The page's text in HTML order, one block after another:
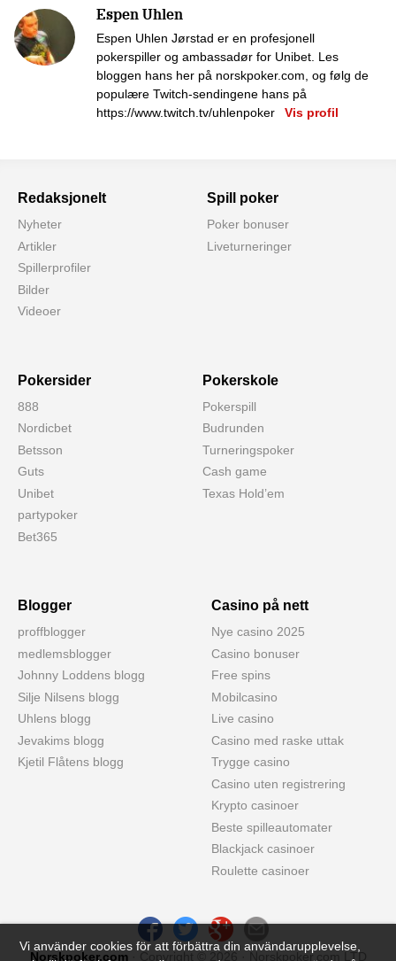
Espen Uhlen
Espen Uhlen Jørstad er en profesjonell
pokerspiller og ambassadør for Unibet. Les
bloggen hans her på norskpoker.com, og følg de
populære Twitch-sendingene hans på
https://www.twitch.tv/uhlenpoker
Vis profil
Redaksjonelt
Nyheter
Artikler
Spillerprofiler
Bilder
Videoer
Spill poker
Poker bonuser
Liveturneringer
Pokersider
888
Nordicbet
Betsson
Guts
Unibet
partypoker
Bet365
Pokerskole
Pokerspill
Budrunden
Turneringspoker
Cash game
Texas Hold’em
Blogger
proffblogger
medlemsblogger
Johnny Loddens blogg
Silje Nilsens blogg
Uhlens blogg
Jevakims blogg
Kjetil Flåtens blogg
Casino på nett
Nye casino 2025
Casino bonuser
Free spins
Mobilcasino
Live casino
Casino med raske uttak
Trygge casino
Casino uten registrering
Krypto casinoer
Beste spilleautomater
Blackjack casinoer
Roulette casinoer
Norskpoker.com· Copyright © 2026 · Norskpoker.com LTD
Vi använder cookies för att förbättra din användarupplevelse,